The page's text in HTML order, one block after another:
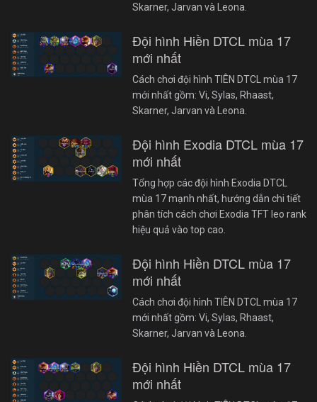
Skarner, Jarvan và Leona.
Đội hình Hiền DTCL mùa 17
mới nhất
Cách chơi đội hình TIÊN DTCL mùa 17
mới nhất gồm: Vi, Sylas, Rhaast,
Skarner, Jarvan và Leona.
Đội hình Exodia DTCL mùa 17
mới nhất
Tổng hợp các đội hình Exodia DTCL
mùa 17 mạnh nhất, hướng dẫn chi tiết
phân tích cách chơi Exodia TFT leo rank
hiệu quả vào top cao.
Đội hình Hiền DTCL mùa 17
mới nhất
Cách chơi đội hình TIÊN DTCL mùa 17
mới nhất gồm: Vi, Sylas, Rhaast,
Skarner, Jarvan và Leona.
Đội hình Hiền DTCL mùa 17
mới nhất